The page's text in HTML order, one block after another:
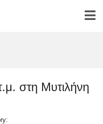
στη Μυτιλήνη